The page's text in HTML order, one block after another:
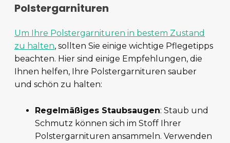
Polstergarnituren
Um Ihre Polstergarnituren in bestem Zustand
zu halten, sollten Sie einige wichtige Pflegetipps
beachten. Hier sind einige Empfehlungen, die
Ihnen helfen, Ihre Polstergarnituren sauber
und schön zu halten:
Regelmäßiges Staubsaugen: Staub und
Schmutz können sich im Stoff Ihrer
Polstergarnituren ansammeln. Verwenden